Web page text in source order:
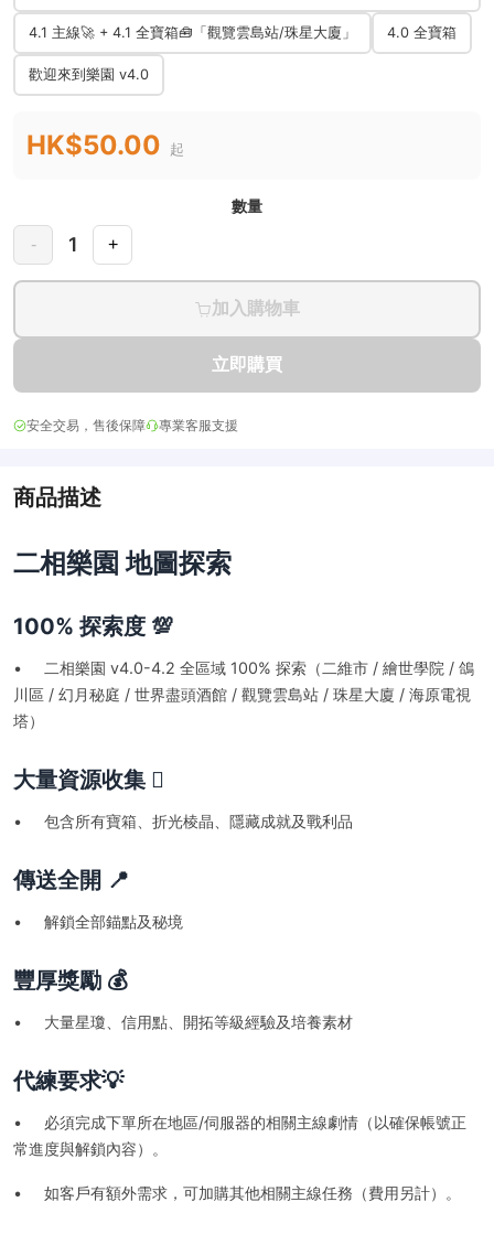
4.1 主線🚀 + 4.1 全寶箱🧰「觀覽雲島站/珠星大廈」 4.0 全寶箱
歡迎來到樂園 v4.0
HK$50.00 起
數量
- 1 +
加入購物車
立即購買
安全交易，售後保障 專業客服支援
商品描述
二相樂園 地圖探索
100% 探索度 💯
• 二相樂園 v4.0-4.2 全區域 100% 探索（二維市 / 繪世學院 / 鴿
川區 / 幻月秘庭 / 世界盡頭酒館 / 觀覽雲島站 / 珠星大廈 / 海原電視
塔）
大量資源收集 🪏
• 包含所有寶箱、折光棱晶、隱藏成就及戰利品
傳送全開 📍
• 解鎖全部錨點及秘境
豐厚獎勵 💰
• 大量星瓊、信用點、開拓等級經驗及培養素材
代練要求💡
• 必須完成下單所在地區/伺服器的相關主線劇情（以確保帳號正
常進度與解鎖內容）。
• 如客戶有額外需求，可加購其他相關主線任務（費用另計）。